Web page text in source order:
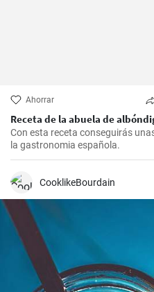
Ahorrar
Receta de la abuela de
Con esta receta conseguirás
la gastronomia española.
CooklikeBourdain